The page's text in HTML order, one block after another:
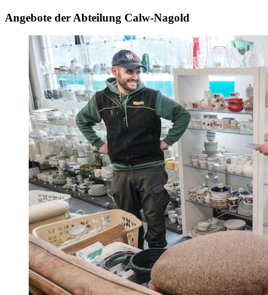
Angebote der Abteilung Calw-Nagold